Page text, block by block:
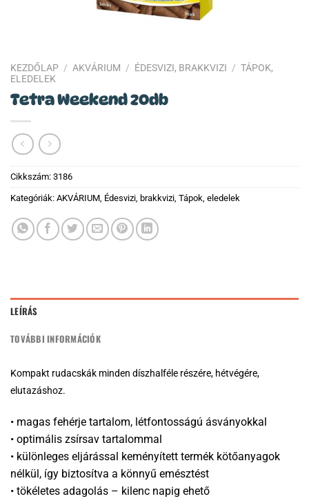
KEZDŐLAP / AKVÁRIUM / ÉDESVIZI, BRAKKVIZI / TÁPOK,
ELEDELEK
Tetra Weekend 20db
Cikkszám: 3186
Kategóriák: AKVÁRIUM, Édesvizi, brakkvizi, Tápok, eledelek
LEÍRÁS
TOVÁBBI INFORMÁCIÓK
Kompakt rudacskák minden díszhalféle részére, hétvégére,
elutazáshoz.
• magas fehérje tartalom, létfontosságú ásványokkal
• optimális zsírsav tartalommal
• különleges eljárással keményített termék kötőanyagok
nélkül, így biztosítva a könnyű emésztést
• tökéletes adagolás – kilenc napig ehető